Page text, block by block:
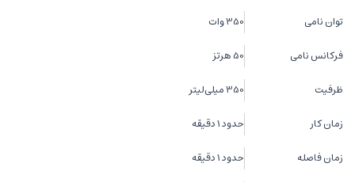
توان نامی 350 وات
فرکانس نامی 50 هرتز
ظرفیت 350 میلی‌لیتر
زمان کار حدود 1 دقیقه
زمان فاصله حدود 1 دقیقه